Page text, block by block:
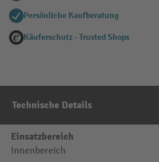
Persönliche Kaufberatung
Käuferschutz - Trusted Shops
Technische Details
Einsatzbereich
Innenbereich